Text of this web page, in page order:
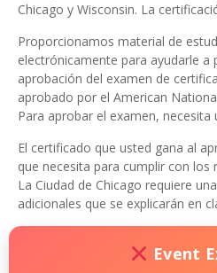
Chicago y Wisconsin. La
Proporcionamos material de
electrónicamente para ayudarle a
aprobación del examen de
aprobado por el American
Para aprobar el examen, necesita
El certificado que usted gana al
que necesita para cumplir con los
La Ciudad de Chicago requiere
adicionales que se explicarán en
Event